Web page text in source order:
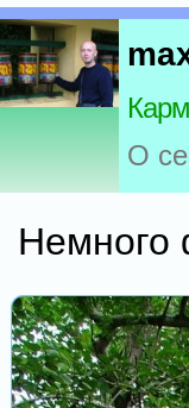
О
Немного